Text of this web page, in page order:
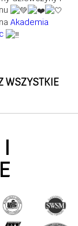
Akademia
WSZYSTKIE